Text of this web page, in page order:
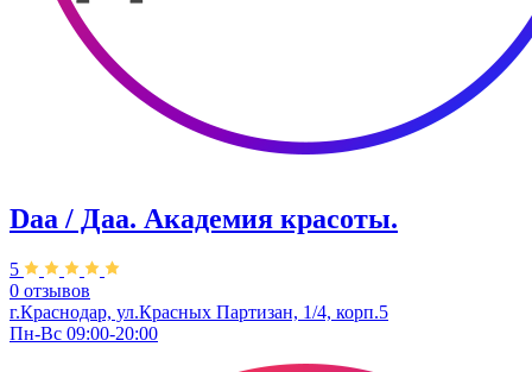
Daa / Даа. Академия красоты.
5
0 отзывов
г.Краснодар, ул.Красных Партизан, 1/4, корп.5
Пн-Вс 09:00-20:00